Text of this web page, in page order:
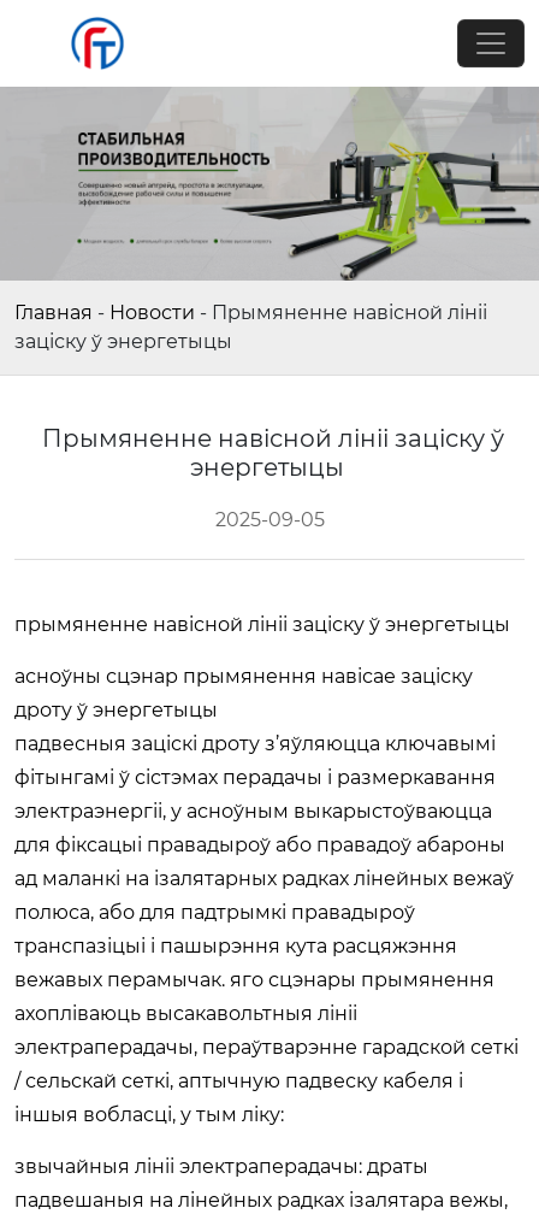
Главная - Новости - Прымяненне навісной лініі
заціску ў энергетыцы
Прымяненне навісной лініі заціску ў
энергетыцы
2025-09-05
прымяненне навісной лініі заціску ў энергетыцы
асноўны сцэнар прымянення навісае заціску
дроту ў энергетыцы
падвесныя заціскі дроту з’яўляюцца ключавымі
фітынгамі ў сістэмах перадачы і размеркавання
электраэнергіі, у асноўным выкарыстоўваюцца
для фіксацыі правадыроў або правадоў абароны
ад маланкі на ізалятарных радках лінейных вежаў
полюса, або для падтрымкі правадыроў
транспазіцыі і пашырэння кута расцяжэння
вежавых перамычак. яго сцэнары прымянення
ахопліваюць высакавольтныя лініі
электраперадачы, пераўтварэнне гарадской сеткі
/ сельскай сеткі, аптычную падвеску кабеля і
іншыя вобласці, у тым ліку:
звычайныя лініі электраперадачы: драты
падвешаныя на лінейных радках ізалятара вежы,